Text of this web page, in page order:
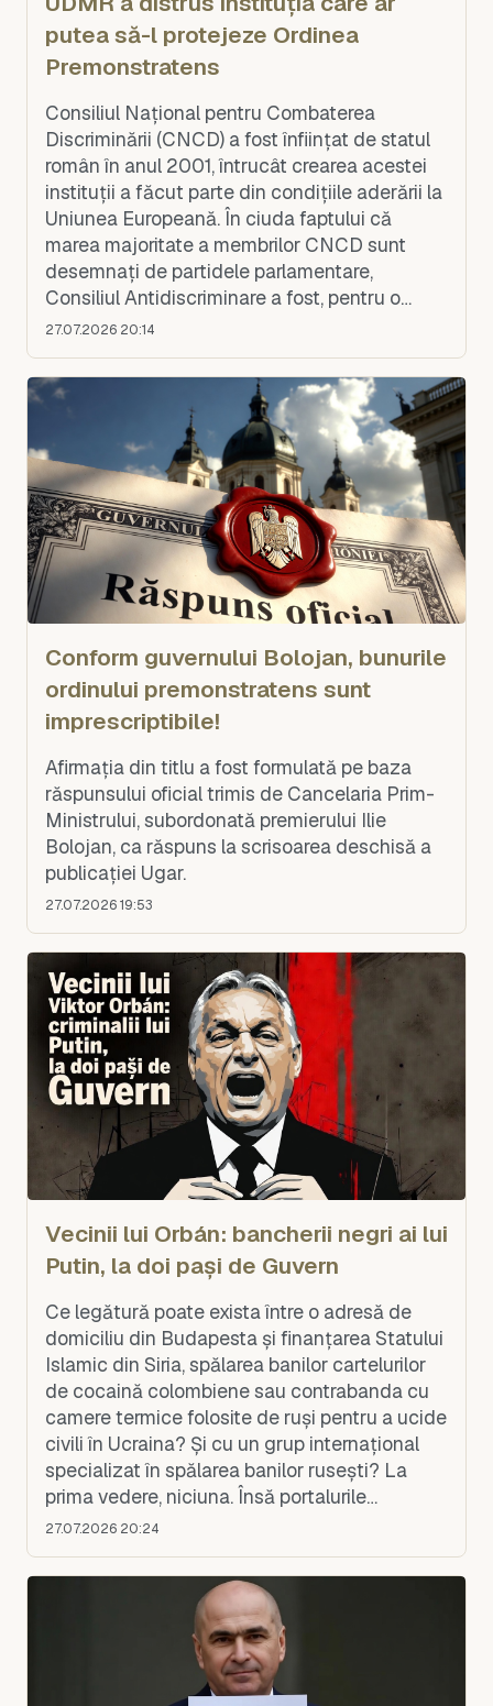
putea să-l protejeze Ordinea
Premonstratens
Consiliul Național pentru Combaterea
Discriminării (CNCD) a fost înființat de statul
român în anul 2001, întrucât crearea acestei
instituții a făcut parte din condițiile aderării la
Uniunea Europeană. În ciuda faptului că
marea majoritate a membrilor CNCD sunt
desemnați de partidele parlamentare,
Consiliul Antidiscriminare a fost, pentru o
perioadă, o instituție progresistă și utilă. Dar
27.07.2026 20:14
Conform guvernului Bolojan, bunurile
ordinului premonstratens sunt
imprescriptibile!
Afirmația din titlu a fost formulată pe baza
răspunsului oficial trimis de Cancelaria Prim-
Ministrului, subordonată premierului Ilie
Bolojan, ca răspuns la scrisoarea deschisă a
publicației Ugar.
27.07.2026 19:53
Vecinii lui Orbán: bancherii negri ai lui
Putin, la doi pași de Guvern
Ce legătură poate exista între o adresă de
domiciliu din Budapesta și finanțarea Statului
Islamic din Siria, spălarea banilor cartelurilor
de cocaină colombiene sau contrabanda cu
camere termice folosite de ruși pentru a ucide
civili în Ucraina? Și cu un grup internațional
specializat în spălarea banilor rusești? La
prima vedere, niciuna. Însă portalurile
internaționale de jurnalism de investigați
27.07.2026 20:24